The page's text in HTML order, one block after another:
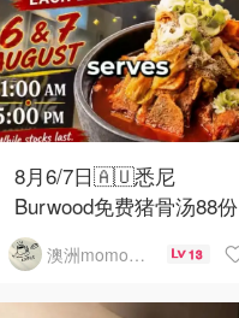
8月6/7日🇦🇺悉尼
Burwood免费猪骨汤88份
澳洲momo爱吃 13